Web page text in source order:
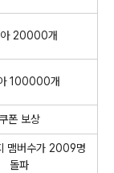
아 20000개
100000개
쿠폰 보상
맴버수가 2009명
돌파